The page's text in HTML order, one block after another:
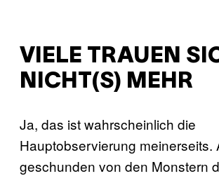
VIELE TRAUEN
NICHT(S) MEHR
Ja, das ist wahrscheinlich die
Hauptobservierung meinerseits.
geschunden von den Monstern